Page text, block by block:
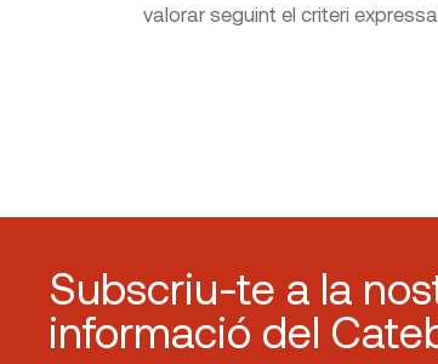
valorar seguint el criteri
Subscriu-te a la
informació del